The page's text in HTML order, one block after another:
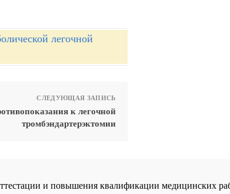
легочной
СЛЕДУЮЩАЯ ЗАПИСЬ
к легочной
тромбэндартерэктомии
и повышения квалификации медицинских